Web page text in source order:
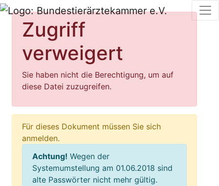
Zugriff
verweigert
Sie haben nicht die Berechtigung, um auf
diese Datei zuzugreifen.
Für dieses Dokument müssen Sie sich
anmelden.
Achtung! Wegen der
Systemumstellung am 01.06.2018 sind
alte Passwörter nicht mehr gültig.